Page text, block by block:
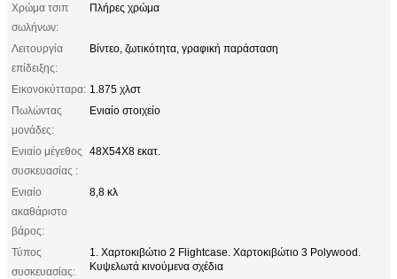
Χρώμα τσιπ
σωλήνων:
Πλήρες χρώμα
Λειτουργία
επίδειξης:
Βίντεο, ζωτικότητα, γραφική παράσταση
Εικονοκύτταρα: 1.875 χλστ
Πωλώντας
μονάδες:
Ενιαίο στοιχείο
Ενιαίο μέγεθος
συσκευασίας :
48X54X8 εκατ.
Ενιαίο
ακαθάριστο
βάρος:
8,8 κλ
Τύπος
συσκευασίας:
1. Χαρτοκιβώτιο 2 Flightcase. Χαρτοκιβώτιο 3 Polywood.
Κυψελωτά κινούμενα σχέδια